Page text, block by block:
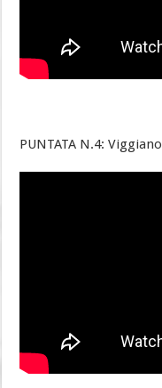
PUNTATA N.4: Viggiano